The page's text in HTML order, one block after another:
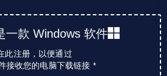
一款 Windows 软件
此注册，以便通过
接收您的电脑下载链接 *